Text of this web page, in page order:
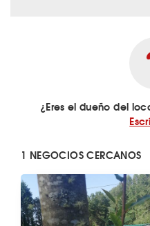
¿Eres el dueño del
1 NEGOCIOS CERCANOS